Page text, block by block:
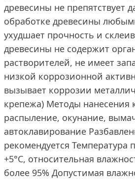
древесины не препятствует
обработке древесины
ухудшает прочность и
древесины не содержит
растворителей, не имеет
низкой коррозионной
вызывает коррозии
крепежа) Методы нанесения
распыление, окунание,
автоклавирование
рекомендуется Температура
+5°С, относительная
более 95% Допустимая